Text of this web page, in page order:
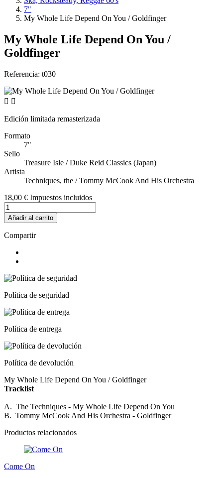
7"
My Whole Life Depend On You / Goldfinger
My Whole Life Depend On You /
Goldfinger
Referencia: t030
 
Edición limitada remasterizada
Formato
7"
Sello
Treasure Isle ‎/ Duke Reid Classics (Japan)
Artista
Techniques, the / Tommy McCook And His Orchestra
18,00 € Impuestos incluidos
Añadir al carrito
Compartir
Política de seguridad
Política de entrega
Política de devolución
My Whole Life Depend On You / Goldfinger
Tracklist
A. The Techniques - My Whole Life Depend On You
B. Tommy McCook And His Orchestra - Goldfinger
Productos relacionados
Come On